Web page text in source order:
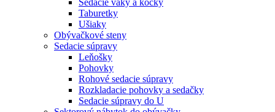
Taburetky
Ušiaky
Obývačkové steny
Sedacie súpravy
Leňošky
Pohovky
Rohové sedacie súpravy
Rozkladacie pohovky a sedačky
Sedacie súpravy do U